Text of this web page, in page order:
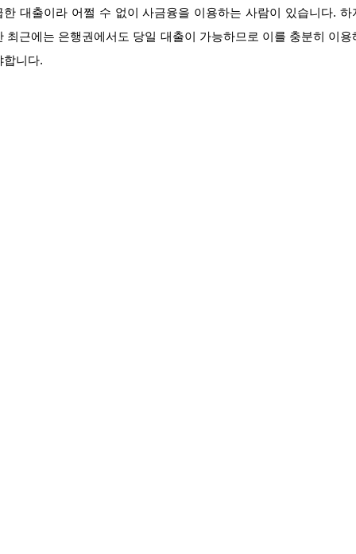
한 대출이라 어쩔 수 없이 사금융을 이용하는 사람이 있습니다. 하
최근에는 은행권에서도 당일 대출이 가능하므로 이를 충분히 이용
합니다.